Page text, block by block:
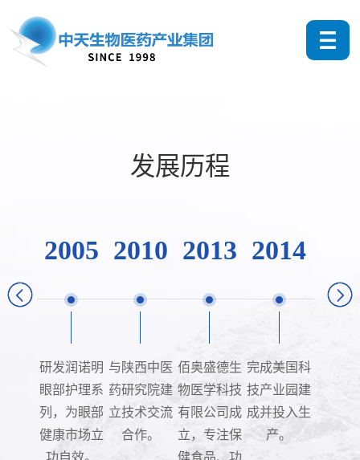
发展历程
2005
研发润诺明
眼部护理系
列，为眼部
健康市场立
功自效。
2010
与陕西中医
药研究院建
立技术交流
合作。
2013
佰奥盛德生
物医学科技
有限公司成
立，专注保
健食品、功
2014
完成美国科
技产业园建
成并投入生
产。